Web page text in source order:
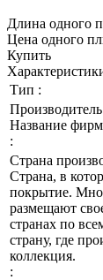
Длина одного
Цена одного
Купить
Тип :
Производитель
Название
:
Страна
Страна, в
покрытие.
размещают
странах по
страну, где
коллекция.
: